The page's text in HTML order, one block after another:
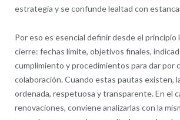
estrategia y se confunde lealtad con
Por eso es esencial definir desde el
cierre: fechas límite, objetivos finales,
cumplimiento y procedimientos para dar por
colaboración. Cuando estas pautas existen,
ordenada, respetuosa y transparente. En el
renovaciones, conviene analizarlas con la